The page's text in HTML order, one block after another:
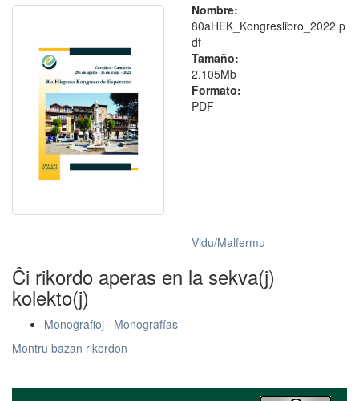
Nombre:
80aHEK_Kongreslibro_2022.p
df
Tamaño:
2.105Mb
Formato:
PDF
Vidu/Malfermu
Ĉi rikordo aperas en la sekva(j)
kolekto(j)
Monografioj · Monografías
Montru bazan rikordon